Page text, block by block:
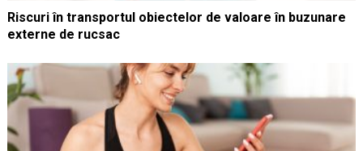
Riscuri în transportul obiectelor de valoare în buzunare
externe de rucsac